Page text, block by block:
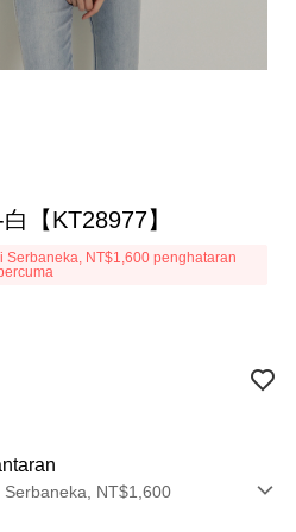
【KT28977】
Serbaneka, NT$1,600 penghataran
NT$1,600